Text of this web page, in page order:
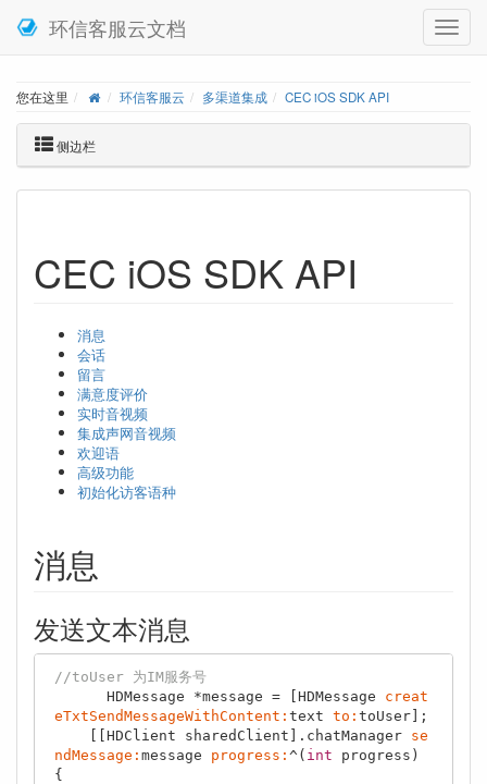
环信客服云文档
您在这里 环信客服云 多渠道集成 CEC iOS SDK API
侧边栏
CEC iOS SDK API
消息
会话
留言
满意度评价
实时音视频
集成声网音视频
欢迎语
高级功能
初始化访客语种
消息
发送文本消息
//toUser 为IM服务号
      HDMessage *message = [HDMessage
creat
eTxtSendMessageWithContent: text to: toUser];
    [[HDClient sharedClient].chatManager
se
ndMessage: message progress: ^( int progress)
{